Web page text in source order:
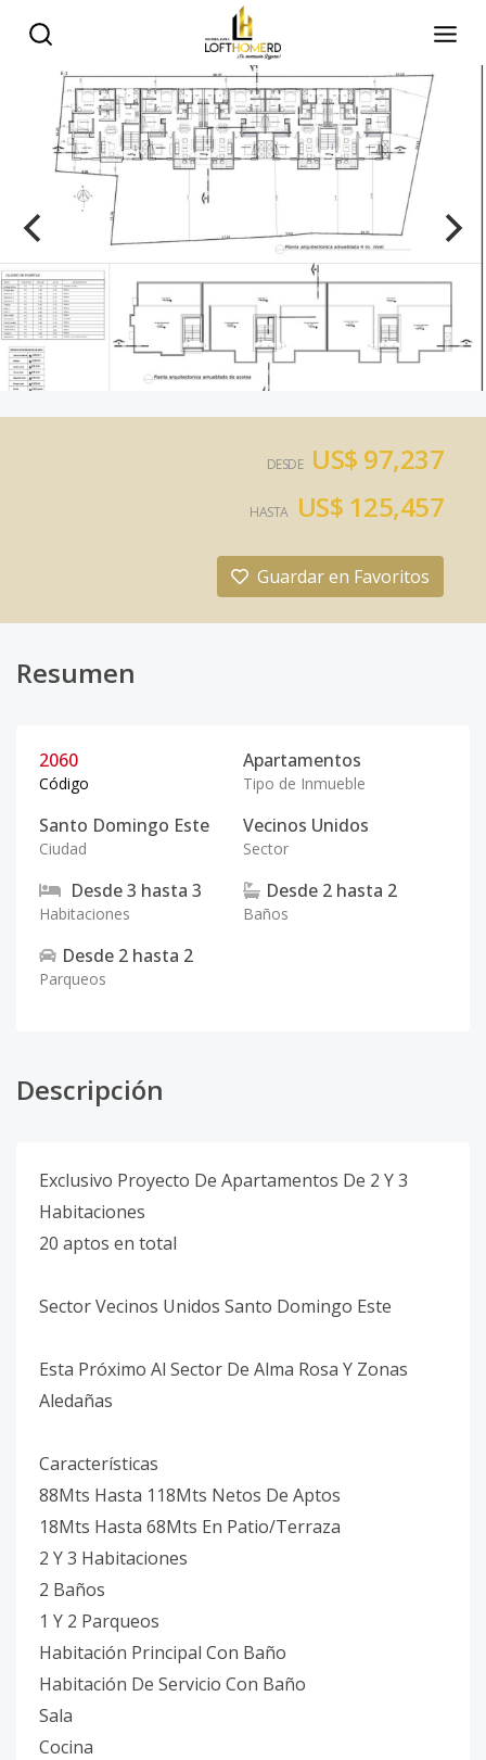
DESDE US$ 97,237
HASTA US$ 125,457
Guardar en Favoritos
Resumen
2060
Código
Apartamentos
Tipo de Inmueble
Santo Domingo Este
Ciudad
Vecinos Unidos
Sector
Desde3 hasta 3
Habitaciones
Desde 2 hasta 2
Baños
Desde 2 hasta 2
Parqueos
Descripción
Exclusivo Proyecto De Apartamentos De 2 Y 3
Habitaciones
20 aptos en total
Sector Vecinos Unidos Santo Domingo Este
Esta Próximo Al Sector De Alma Rosa Y Zonas
Aledañas
Características
88Mts Hasta 118Mts Netos De Aptos
18Mts Hasta 68Mts En Patio/Terraza
2 Y 3 Habitaciones
2 Baños
1 Y 2 Parqueos
Habitación Principal Con Baño
Habitación De Servicio Con Baño
Sala
Cocina